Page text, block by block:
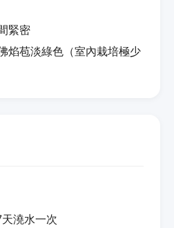
緊密
焰苞淡綠色（室內栽培極少
澆水一次